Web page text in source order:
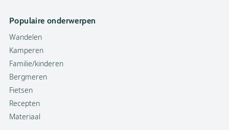
Populaire onderwerpen
Wandelen
Kamperen
Familie/kinderen
Bergmeren
Fietsen
Recepten
Materiaal